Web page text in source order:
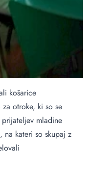
košarice
otroke, ki so se
mladine
kateri so skupaj z